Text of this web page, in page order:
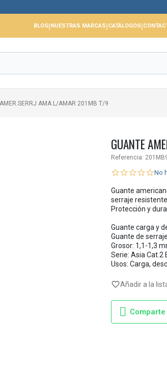
BLOG|NUESTRAS MARCAS|CATÁLOGOS|
AMA.L/AMAR 201MB T/9
GUANTE
Referencia:
No
Guante
serraje
Protección y
Guante carga y
Guante de
Grosor: 1,1-1,3
Serie: Asia Cat.2
Usos: Carga,
favorite_borderAñadir a la